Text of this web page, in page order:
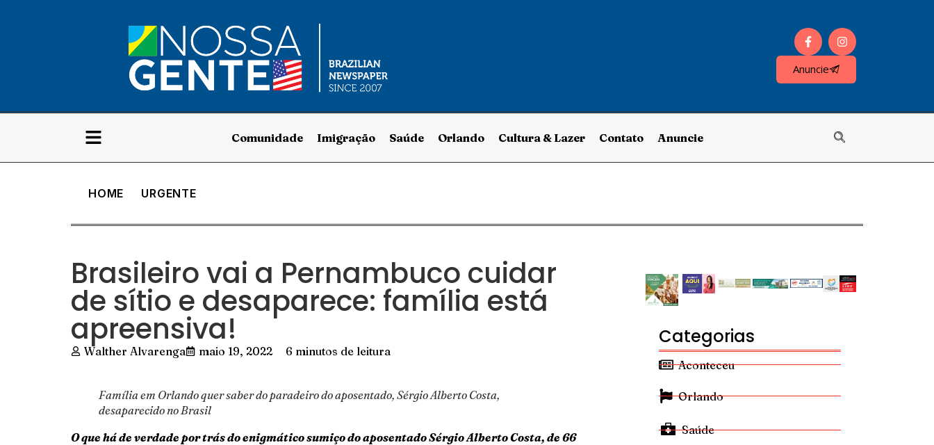
Anuncie
Comunidade Imigração Saúde Orlando Cultura & Lazer Contato Anuncie
HOME URGENTE
Brasileiro vai a Pernambuco cuidar
de sítio e desaparece: família está
apreensiva!
Walther Alvarenga maio 19, 2022 6 minutos de leitura
Família em Orlando quer saber do paradeiro do aposentado, Sérgio Alberto Costa,
desaparecido no Brasil
O que há de verdade por trás do enigmático sumiço do aposentado Sérgio Alberto Costa, de 66
Categorias
Aconteceu
Orlando
Saúde